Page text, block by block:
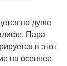
по душе
Пара
в этот
на осеннее